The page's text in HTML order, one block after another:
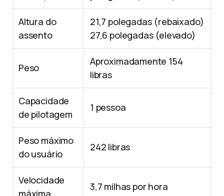
Altura do
assento
21,7 polegadas (rebaixado)
27,6 polegadas (elevado)
Peso
Aproximadamente 154
libras
Capacidade
de pilotagem
1 pessoa
Peso máximo
do usuário
242 libras
Velocidade
máxima
3,7 milhas por hora